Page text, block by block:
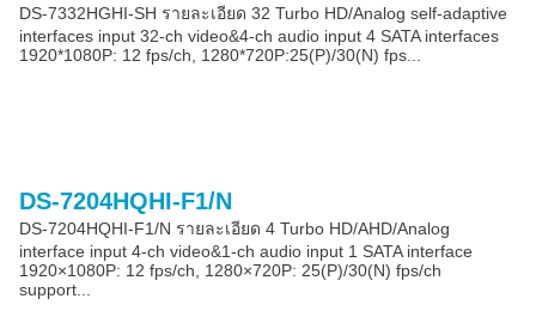
DS-7332HGHI-SH รายละเอียด 32 Turbo HD/Analog self-adaptive
interfaces input 32-ch video&4-ch audio input 4 SATA interfaces
1920*1080P: 12 fps/ch, 1280*720P:25(P)/30(N) fps...
DS-7204HQHI-F1/N
DS-7204HQHI-F1/N รายละเอียด 4 Turbo HD/AHD/Analog
interface input 4-ch video&1-ch audio input 1 SATA interface
1920×1080P: 12 fps/ch, 1280×720P: 25(P)/30(N) fps/ch
support...